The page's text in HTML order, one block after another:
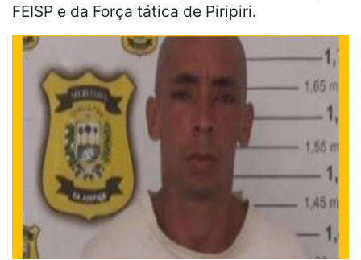
FEISP e da Força tática de Piripiri.